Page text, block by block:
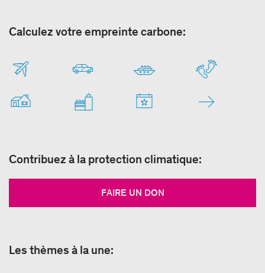
Calculez votre empreinte carbone:
Contribuez à la protection climatique:
FAIRE UN DON
Les thèmes à la une: